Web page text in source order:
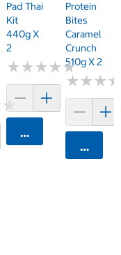
★
★
Pad Thai
Kit
440g X
2
★★★★★
★★★★★
카트에 담기
Protein
Bites
Caramel
Crunch
510g X 2
★★★
★★★
카트에